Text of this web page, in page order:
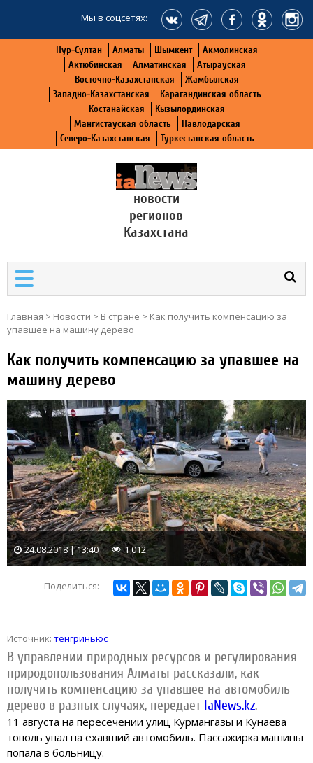
Мы в соцсетях:
Нур-Султан Алматы Шымкент
Акмолинская
Актюбинская
Алматинская
Атырауская
Восточно-Казахстанская
Жамбылская
Западно-Казахстанская
Карагандинская область
Костанайская
Кызылординская
Мангистауская область
Павлодарская
Северо-Казахстанская
Туркестанская область
новости
регионов
Казахстана
Главная > Новости > В стране > Как получить компенсацию за
упавшее на машину дерево
Как получить компенсацию за упавшее на
машину дерево
24.08.2018 | 13:40 1 012
Поделиться:
Источник: тенгриньюс
В управлении природных ресурсов и регулирования
природопользования Алматы рассказали, как
получить компенсацию за упавшее на автомобиль
дерево в разных случаях, передает IaNews.kz.
11 августа на пересечении улиц Курмангазы и Кунаева
тополь упал на ехавший автомобиль. Пассажирка машины
попала в больницу.